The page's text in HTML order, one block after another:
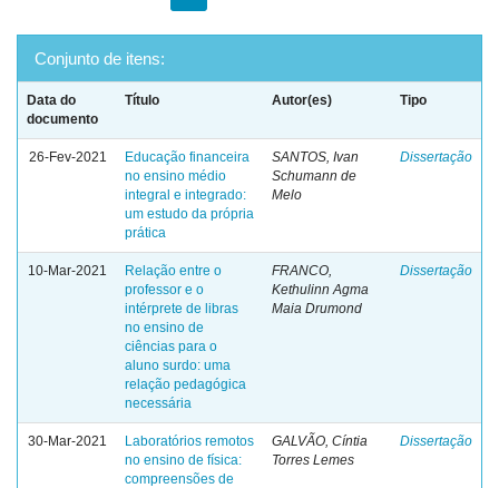
Conjunto de itens:
Data do
documento
Título Autor(es) Tipo
26-Fev-2021
Educação financeira
no ensino médio
integral e integrado:
um estudo da própria
prática
SANTOS, Ivan
Schumann de
Melo
Dissertação
10-Mar-2021
Relação entre o
professor e o
intérprete de libras
no ensino de
ciências para o
aluno surdo: uma
relação pedagógica
necessária
FRANCO,
Kethulinn Agma
Maia Drumond
Dissertação
30-Mar-2021
Laboratórios remotos
no ensino de física:
compreensões de
GALVÃO, Cíntia
Torres Lemes
Dissertação